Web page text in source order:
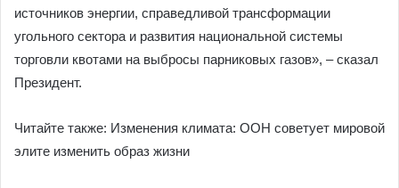
источников энергии, справедливой трансформации
угольного сектора и развития национальной системы
торговли квотами на выбросы парниковых газов», – сказал
Президент.
Читайте также: Изменения климата: ООН советует мировой
элите изменить образ жизни